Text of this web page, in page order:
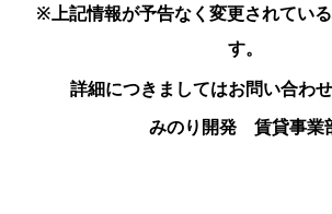
※上記情報が予告なく変更されてい
す。
詳細につきましてはお問い合わせ
みのり開発 賃貸事業